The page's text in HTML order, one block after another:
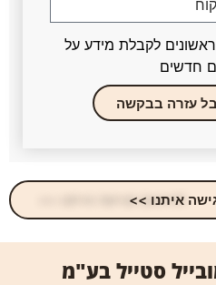
לקבלת מידע על
חדשים
עזרה בבקשה
איתנו >>
סטייל בע"מ